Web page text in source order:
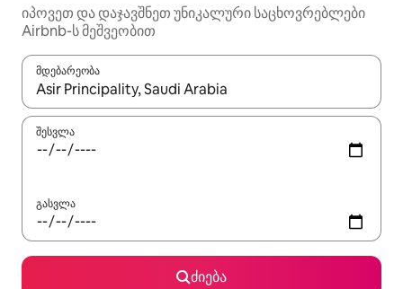
იპოვეთ და დაჯავშნეთ უნიკალური საცხოვრებლები
Airbnb-ს მეშვეობით
მდებარეობა
როცა შედეგები ხელმისაწვდომი გახდება, ნავიგაციისთვის
შესვლა
გასვლა
ძიება